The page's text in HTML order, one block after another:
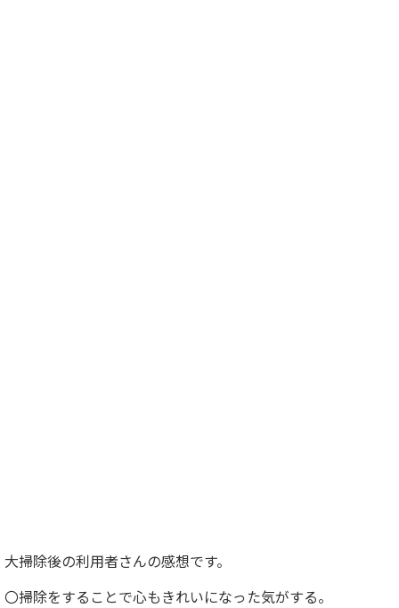
大掃除後の利用者さんの感想です。
〇掃除をすることで心もきれいになった気がする。